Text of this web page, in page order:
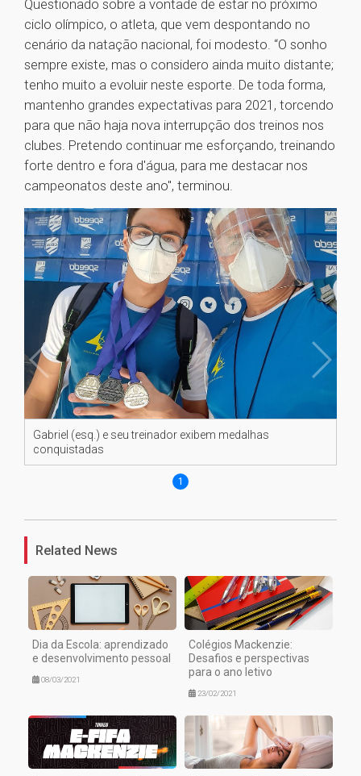
Questionado sobre a vontade de estar no próximo
ciclo olímpico, o atleta, que vem despontando no
cenário da natação nacional, foi modesto. “O sonho
sempre existe, mas o considero ainda muito distante;
tenho muito a evoluir neste esporte. De toda forma,
mantenho grandes expectativas para 2021, torcendo
para que não haja nova interrupção dos treinos nos
clubes. Pretendo continuar me esforçando, treinando
forte dentro e fora d'água, para me destacar nos
campeonatos deste ano", terminou.
Gabriel (esq.) e seu treinador exibem medalhas
conquistadas
1
Related News
Dia da Escola: aprendizado
e desenvolvimento pessoal
08/03/2021
Colégios Mackenzie:
Desafios e perspectivas
para o ano letivo
23/02/2021